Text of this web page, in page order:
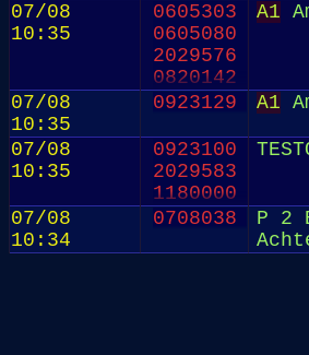
07/08
10:35
0605303
0605080
2029576
0820142
A1
07/08
10:35
0923129 A1
07/08
10:35
0923100
2029583
1180000
07/08
10:34
0708038
P 2